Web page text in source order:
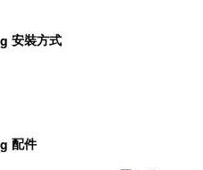
安裝方式
配件